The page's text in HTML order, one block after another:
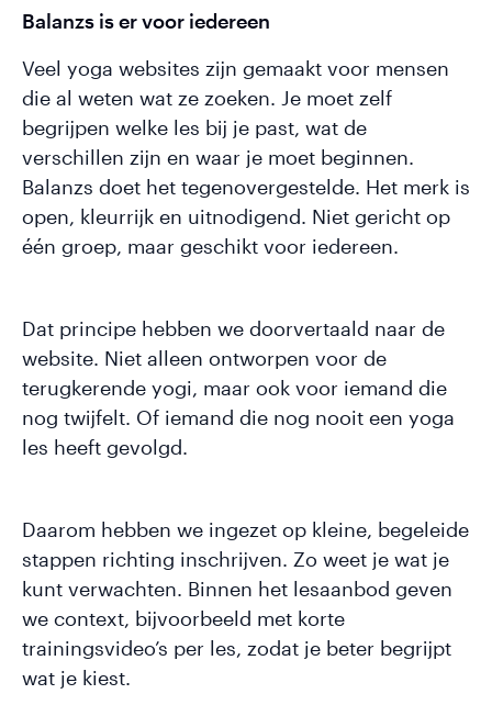
Balanzs is er voor iedereen
Veel yoga websites zijn gemaakt voor mensen
die al weten wat ze zoeken. Je moet zelf
begrijpen welke les bij je past, wat de
verschillen zijn en waar je moet beginnen.
Balanzs doet het tegenovergestelde. Het merk is
open, kleurrijk en uitnodigend. Niet gericht op
één groep, maar geschikt voor iedereen.
Dat principe hebben we doorvertaald naar de
website. Niet alleen ontworpen voor de
terugkerende yogi, maar ook voor iemand die
nog twijfelt. Of iemand die nog nooit een yoga
les heeft gevolgd.
Daarom hebben we ingezet op kleine, begeleide
stappen richting inschrijven. Zo weet je wat je
kunt verwachten. Binnen het lesaanbod geven
we context, bijvoorbeeld met korte
trainingsvideo’s per les, zodat je beter begrijpt
wat je kiest.